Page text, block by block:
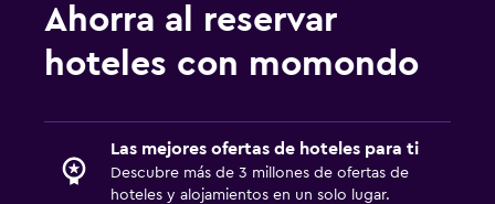
Ahorra al reservar
hoteles con momondo
Las mejores ofertas de hoteles para ti
Descubre más de 3 millones de ofertas de
hoteles y alojamientos en un solo lugar.